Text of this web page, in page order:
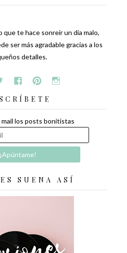
te hace sonreír un día malo,
ser más agradable gracias a los
detalles.
los posts bonitistas
SUENA ASÍ